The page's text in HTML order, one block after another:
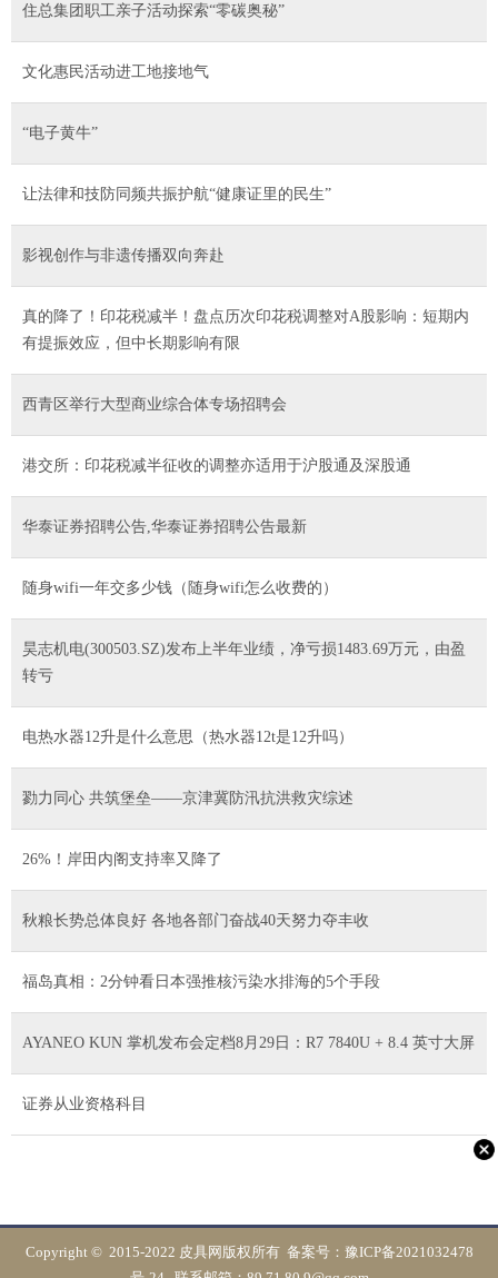
住总集团职工亲子活动探索“零碳奥秘”
文化惠民活动进工地接地气
“电子黄牛”
让法律和技防同频共振护航“健康证里的民生”
影视创作与非遗传播双向奔赴
真的降了！印花税减半！盘点历次印花税调整对A股影响：短期内
有提振效应，但中长期影响有限
西青区举行大型商业综合体专场招聘会
港交所：印花税减半征收的调整亦适用于沪股通及深股通
华泰证券招聘公告,华泰证券招聘公告最新
随身wifi一年交多少钱（随身wifi怎么收费的）
昊志机电(300503.SZ)发布上半年业绩，净亏损1483.69万元，由盈
转亏
电热水器12升是什么意思（热水器12t是12升吗）
勠力同心 共筑堡垒——京津冀防汛抗洪救灾综述
26%！岸田内阁支持率又降了
秋粮长势总体良好 各地各部门奋战40天努力夺丰收
福岛真相：2分钟看日本强推核污染水排海的5个手段
AYANEO KUN 掌机发布会定档8月29日：R7 7840U + 8.4 英寸大屏
证券从业资格科目
Copyright © 2015-2022 皮具网版权所有 备案号： 豫ICP备2021032478